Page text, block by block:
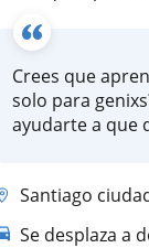
Crees que
solo para
ayudarte a que
Santiago ciudad,
Se desplaza a